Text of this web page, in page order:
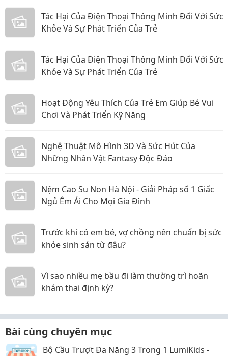
Tác Hại Của Điện Thoại Thông Minh Đối Với Sức
Khỏe Và Sự Phát Triển Của Trẻ
Tác Hại Của Điện Thoại Thông Minh Đối Với Sức
Khỏe Và Sự Phát Triển Của Trẻ
Hoạt Động Yêu Thích Của Trẻ Em Giúp Bé Vui
Chơi Và Phát Triển Kỹ Năng
Nghệ Thuật Mô Hình 3D Và Sức Hút Của
Những Nhân Vật Fantasy Độc Đáo
Nệm Cao Su Non Hà Nội - Giải Pháp số 1 Giấc
Ngủ Êm Ái Cho Mọi Gia Đình
Trước khi có em bé, vợ chồng nên chuẩn bị sức
khỏe sinh sản từ đâu?
Vì sao nhiều mẹ bầu đi làm thường trì hoãn
khám thai định kỳ?
Bài cùng chuyên mục
Bộ Cầu Trượt Đa Năng 3 Trong 1 LumiKids -